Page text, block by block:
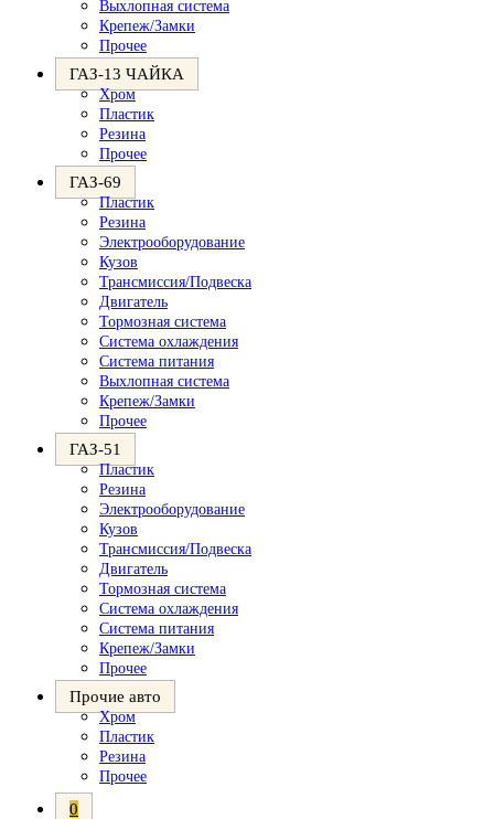
Выхлопная система
Крепеж/Замки
Прочее
ГАЗ-13 ЧАЙКА
Хром
Пластик
Резина
Прочее
ГАЗ-69
Пластик
Резина
Электрооборудование
Кузов
Трансмиссия/Подвеска
Двигатель
Тормозная система
Система охлаждения
Система питания
Выхлопная система
Крепеж/Замки
Прочее
ГАЗ-51
Пластик
Резина
Электрооборудование
Кузов
Трансмиссия/Подвеска
Двигатель
Тормозная система
Система охлаждения
Система питания
Крепеж/Замки
Прочее
Прочие авто
Хром
Пластик
Резина
Прочее
0